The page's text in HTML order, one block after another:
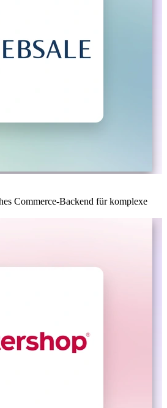
Commerce-Backend für komplexe